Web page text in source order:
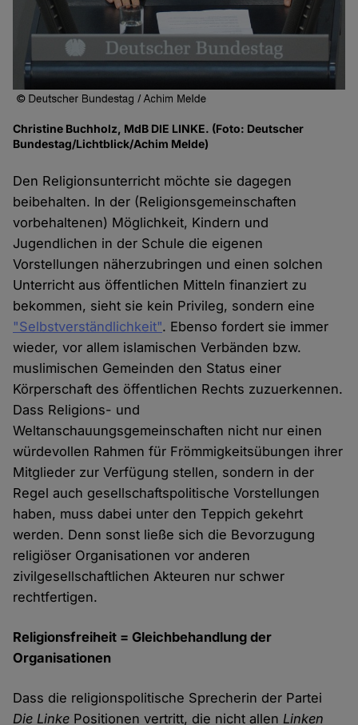
Christine Buchholz, MdB DIE LINKE. (Foto: Deutscher
Bundestag/Lichtblick/Achim Melde)
Den Religionsunterricht möchte sie dagegen
beibehalten. In der (Religionsgemeinschaften
vorbehaltenen) Möglichkeit, Kindern und
Jugendlichen in der Schule die eigenen
Vorstellungen näherzubringen und einen solchen
Unterricht aus öffentlichen Mitteln finanziert zu
bekommen, sieht sie kein Privileg, sondern eine
"Selbstverständlichkeit". Ebenso fordert sie immer
wieder, vor allem islamischen Verbänden bzw.
muslimischen Gemeinden den Status einer
Körperschaft des öffentlichen Rechts zuzuerkennen.
Dass Religions- und
Weltanschauungsgemeinschaften nicht nur einen
würdevollen Rahmen für Frömmigkeitsübungen ihrer
Mitglieder zur Verfügung stellen, sondern in der
Regel auch gesellschaftspolitische Vorstellungen
haben, muss dabei unter den Teppich gekehrt
werden. Denn sonst ließe sich die Bevorzugung
religiöser Organisationen vor anderen
zivilgesellschaftlichen Akteuren nur schwer
rechtfertigen.
Religionsfreiheit = Gleichbehandlung der
Organisationen
Dass die religionspolitische Sprecherin der Partei
Die Linke Positionen vertritt, die nicht allenLinken